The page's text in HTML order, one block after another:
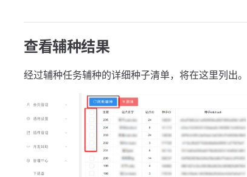
查看辅种结果
经过辅种任务辅种的详细种子清单，将在这里列出。